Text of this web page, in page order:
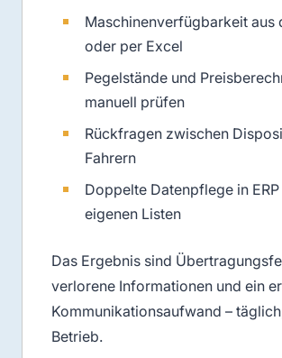
Maschinenverfügbarkeit aus
oder per Excel
Pegelstände und
manuell prüfen
Rückfragen zwischen
Fahrern
Doppelte Datenpflege in ERP
eigenen Listen
Das Ergebnis sind
verlorene Informationen und ein
Kommunikationsaufwand –
Betrieb.